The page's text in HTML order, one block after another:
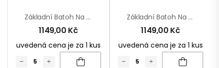
Základní Batoh Na 15.6″ Notebook Armond Z RPET AWARE™
1149,00 Kč
uvedená cena je za 1 kus
Základní Batoh Na 15.6″ Notebook Armond Z RPET AWARE™
1149,00 Kč
uvedená cena je za 1 kus